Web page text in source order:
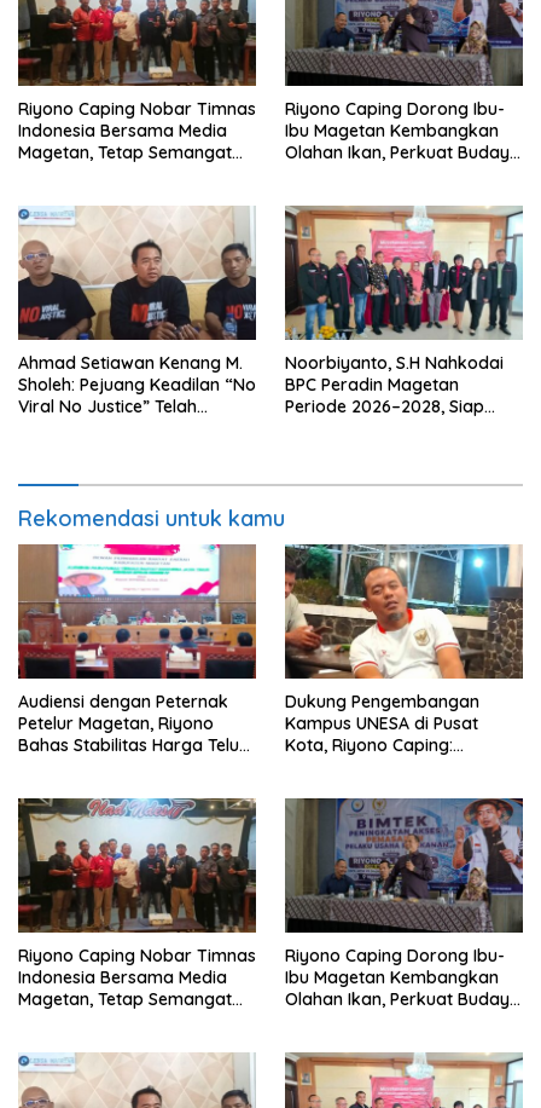
Riyono Caping Nobar Timnas
Indonesia Bersama Media
Magetan, Tetap Semangat
Riyono Caping Dorong Ibu-
Ibu Magetan Kembangkan
Olahan Ikan, Perkuat Budaya
Ahmad Setiawan Kenang M.
Sholeh: Pejuang Keadilan “No
Viral No Justice” Telah
Noorbiyanto, S.H Nahkodai
BPC Peradin Magetan
Periode 2026–2028, Siap
Rekomendasi untuk kamu
Audiensi dengan Peternak
Petelur Magetan, Riyono
Bahas Stabilitas Harga Telur
Dukung Pengembangan
Kampus UNESA di Pusat
Kota, Riyono Caping:
Riyono Caping Nobar Timnas
Indonesia Bersama Media
Magetan, Tetap Semangat
Riyono Caping Dorong Ibu-
Ibu Magetan Kembangkan
Olahan Ikan, Perkuat Budaya